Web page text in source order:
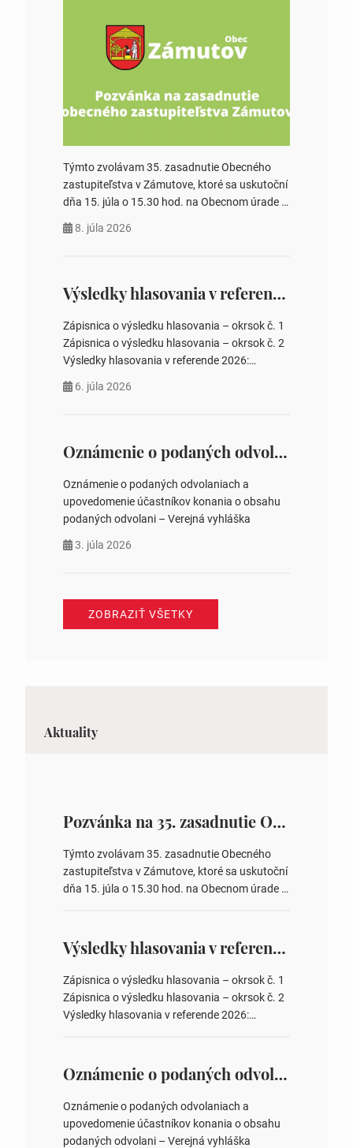
Týmto zvolávam 35. zasadnutie Obecného
zastupiteľstva v Zámutove, ktoré sa uskutoční
dňa 15. júla o 15.30 hod. na Obecnom úrade v
rokovania 2. Schválenie návrhovej komisie a
zastupiteľstiev, počtu poslancov obecných
zastupiteľstiev v nich 4. Schválenie odpredaja
obecného pozemku –…
8. júla 2026
Výsledky hlasovania v referende 2026
Zápisnica o výsledku hlasovania – okrsok č. 1
Zápisnica o výsledku hlasovania – okrsok č. 2
Výsledky hlasovania v referende 2026:
na hlasovaní https://www.volbysr.sk/…
6. júla 2026
Oznámenie o podaných odvolaniach a upovedomenie účastníkov konania o obsahu podaných odvolani – Verejná vyhláška
Oznámenie o podaných odvolaniach a
upovedomenie účastníkov konania o obsahu
podaných odvolani – Verejná vyhláška
3. júla 2026
ZOBRAZIŤ VŠETKY
Aktuality
Pozvánka na 35. zasadnutie OZ v Zámutove
Týmto zvolávam 35. zasadnutie Obecného
zastupiteľstva v Zámutove, ktoré sa uskutoční
dňa 15. júla o 15.30 hod. na Obecnom úrade v
overovateľov zápisnice 3. Určenie volebných
obvodov pre voľby poslancov obecných
zastupiteľstiev, počtu poslancov obecných
zastupiteľstiev v nich 4. Schválenie odpredaja
obecného pozemku –…
Výsledky hlasovania v referende 2026
Zápisnica o výsledku hlasovania – okrsok č. 1
Zápisnica o výsledku hlasovania – okrsok č. 2
Výsledky hlasovania v referende 2026:
ysledky.html
Oznámenie o podaných odvolaniach a upovedomenie účastníkov konania o obsahu podaných odvolani – Verejná vyhláška
Oznámenie o podaných odvolaniach a
upovedomenie účastníkov konania o obsahu
podaných odvolani – Verejná vyhláška